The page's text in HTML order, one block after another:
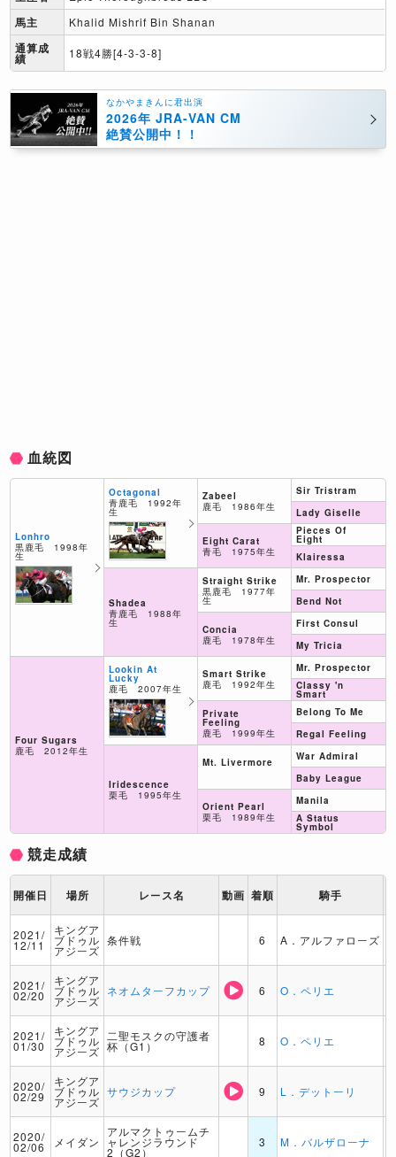
馬主 Khalid Mishrif Bin Shanan
通算成
績 18戦4勝[4-3-3-8]
なかやまきんに君出演
2026年 JRA-VAN CM
絶賛公開中！！
血統図
Lonhro
黒鹿毛 1998年
生
Four Sugars
鹿毛 2012年生
Octagonal
青鹿毛 1992年
生
Shadea
青鹿毛 1988年
生
Lookin At
Lucky
鹿毛 2007年生
Iridescence
栗毛 1995年生
Zabeel
鹿毛 1986年生
Eight Carat
青毛 1975年生
Straight Strike
黒鹿毛 1977年
生
Concia
鹿毛 1978年生
Smart Strike
鹿毛 1992年生
Private
Feeling
鹿毛 1999年生
Mt. Livermore
Orient Pearl
栗毛 1989年生
Sir Tristram
Lady Giselle
Pieces Of
Eight
Klairessa
Mr. Prospector
Bend Not
First Consul
My Tricia
Mr. Prospector
Classy 'n
Smart
Belong To Me
Regal Feeling
War Admiral
Baby League
Manila
A Status
Symbol
競走成績
開催日 場所 レース名 動画 着順 騎手
2021/
12/11
キングア
ブドゥル
アジーズ
条件戦 6 A．アルファローズ
2021/
02/20
キングア
ブドゥル
アジーズ
ネオムターフカップ 6 O．ペリエ
2021/
01/30
キングア
ブドゥル
アジーズ
二聖モスクの守護者
杯（G1） 8 O．ペリエ
2020/
02/29
キングア
ブドゥル
アジーズ
サウジカップ 9 L．デットーリ
2020/
02/06 メイダン
アルマクトゥームチ
ャレンジラウンド
2（G2）
3 M．バルザローナ